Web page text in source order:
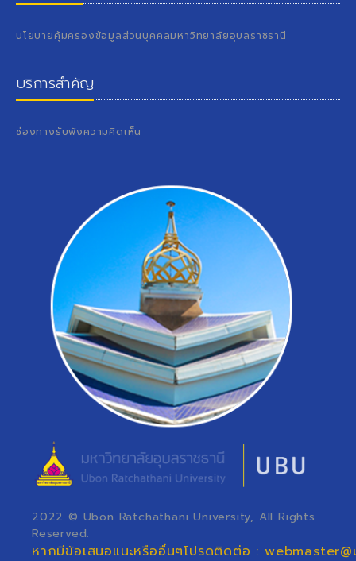
นโยบายคุ้มครองข้อมูลส่วนบุคคลมหาวิทยาลัยอุบลราชธานี
บริการสำคัญ
ช่องทางรับฟังความคิดเห็น
2022 © Ubon Ratchathani University, All Rights
Reserved.
หากมีข้อเสนอแนะหรืออื่นๆโปรดติดต่อ :